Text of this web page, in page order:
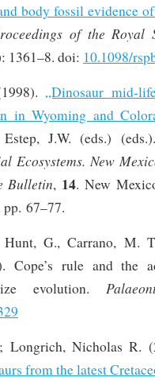
body fossil evidence
of the Royal
1361–8. doi: 10.1098/
„Dinosaur mid-
in Wyoming and
J.W. (eds.)
Ecosystems. New
Bulletin, 14. New
67–77.
G., Carrano, M.
Cope’s rule and the
evolution.
Longrich, Nicholas R.
from the latest